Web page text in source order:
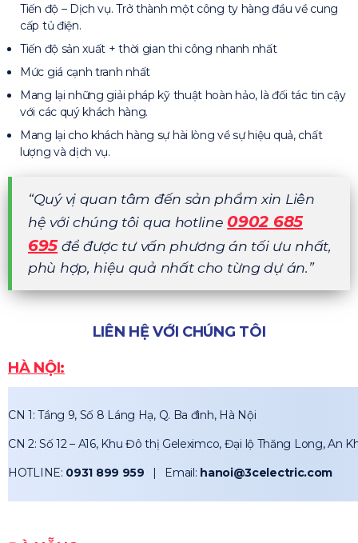
Tiến độ – Dịch vụ. Trở thành một công ty hàng đầu về cung
cấp tủ điện.
Tiến độ sản xuất + thời gian thi công nhanh nhất
Mức giá cạnh tranh nhất
Mang lại những giải pháp kỹ thuật hoàn hảo, là đối tác tin cậy
với các quý khách hàng.
Mang lại cho khách hàng sự hài lòng về sự hiệu quả, chất
lượng và dịch vụ.
“Quý vị quan tâm đến sản phẩm xin Liên
hệ với chúng tôi qua hotline 0902 685
695để được tư vấn phương án tối ưu nhất,
phù hợp, hiệu quả nhất cho từng dự án.”
LIÊN HỆ VỚI CHÚNG TÔI
HÀ NỘI:
CN 1: Tầng 9, Số 8 Láng Hạ, Q. Ba đình, Hà Nội
CN 2: Số 12 – A16, Khu Đô thị Geleximco, Đại lộ Thăng Long, An
HOTLINE: 0931 899 959 | Email: hanoi@3celectric.com